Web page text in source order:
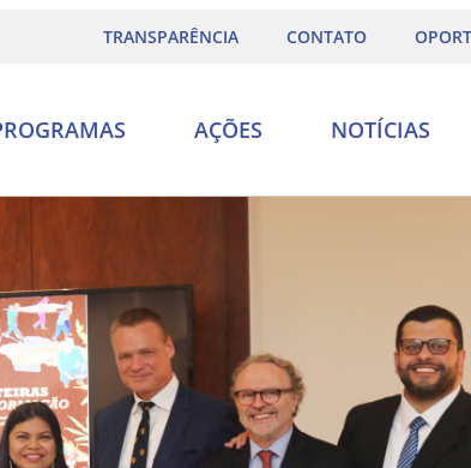
TRANSPARÊNCIA CONTATO
AÇÕES NOTÍCIAS